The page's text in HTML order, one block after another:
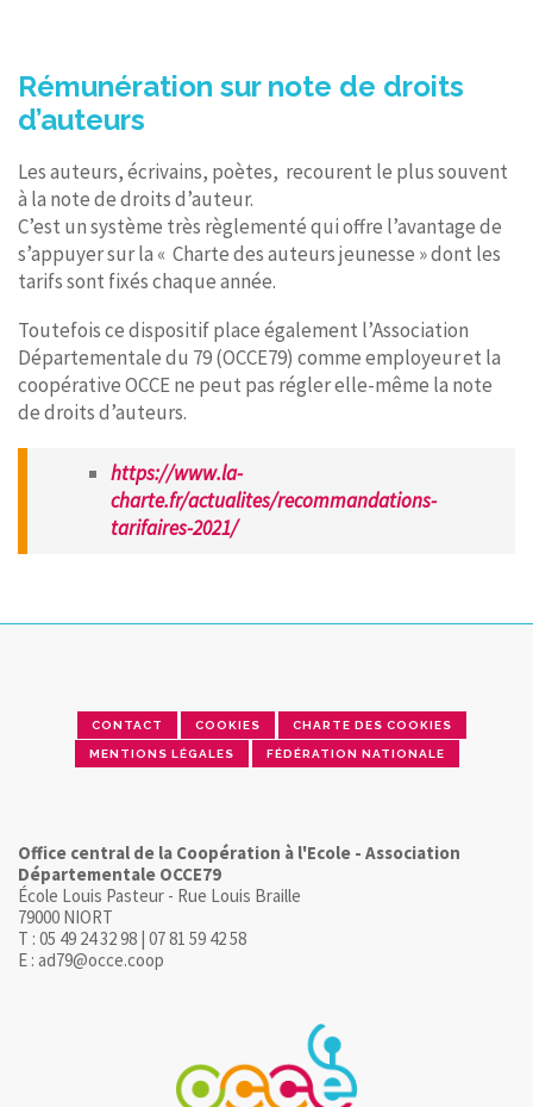
Rémunération sur note de droits
d’auteurs
Les auteurs, écrivains, poètes, recourent le plus souvent
à la note de droits d’auteur.
C’est un système très règlementé qui offre l’avantage de
s’appuyer sur la « Charte des auteurs jeunesse » dont les
tarifs sont fixés chaque année.
Toutefois ce dispositif place également l’Association
Départementale du 79 (OCCE79) comme employeur et la
coopérative OCCE ne peut pas régler elle-même la note
de droits d’auteurs.
https://www.la-
charte.fr/actualites/recommandations-
tarifaires-2021/
CONTACT COOKIES CHARTE DES COOKIES
MENTIONS LÉGALES FÉDÉRATION NATIONALE
Office central de la Coopération à l'Ecole - Association
Départementale OCCE79
École Louis Pasteur - Rue Louis Braille
79000 NIORT
T : 05 49 24 32 98 | 07 81 59 42 58
E : ad79@occe.coop